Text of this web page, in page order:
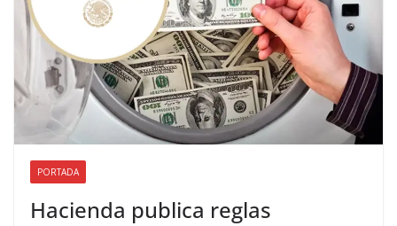
PORTADA
Hacienda publica reglas